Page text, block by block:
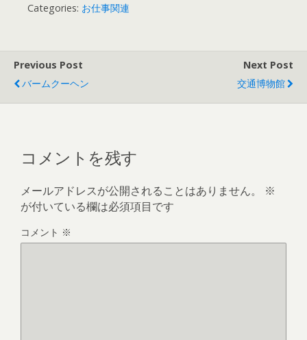
Categories: お仕事関連
Previous Post
バームクーヘン
Next Post
交通博物館
コメントを残す
メールアドレスが公開されることはありません。
※
が付いている欄は必須項目です
コメント ※